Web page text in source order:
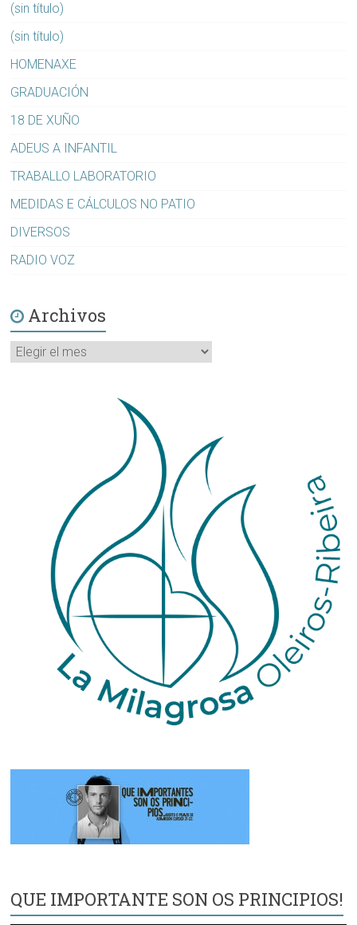
(sin título)
(sin título)
HOMENAXE
GRADUACIÓN
18 DE XUÑO
ADEUS A INFANTIL
TRABALLO LABORATORIO
MEDIDAS E CÁLCULOS NO PATIO
DIVERSOS
RADIO VOZ
Archivos
Archivos
QUE IMPORTANTE SON OS PRINCIPIOS!